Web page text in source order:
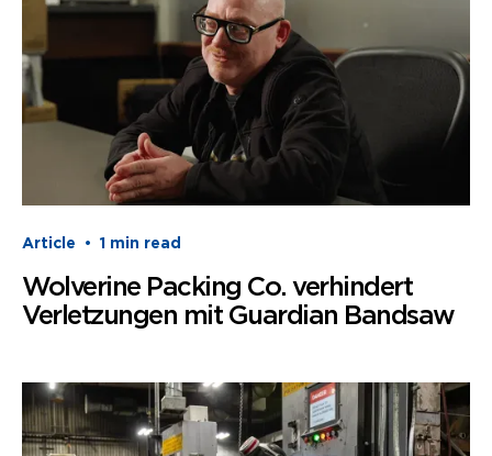
Article • 1 min read
Wolverine Packing Co. verhindert
Verletzungen mit Guardian Bandsaw